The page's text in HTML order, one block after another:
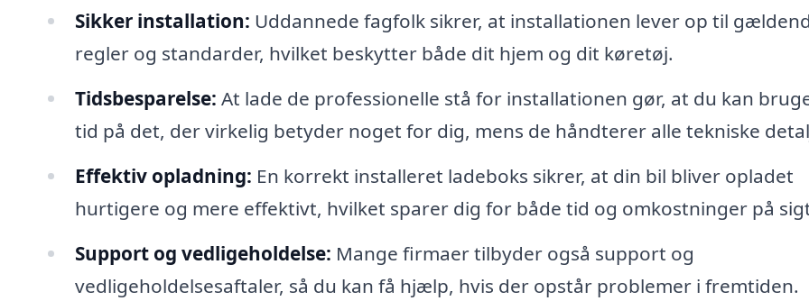
Sikker installation: Uddannede fagfolk sikrer, at installationen lever op til
regler og standarder, hvilket beskytter både dit hjem og dit køretøj.
Tidsbesparelse: At lade de professionelle stå for installationen gør, at du kan
tid på det, der virkelig betyder noget for dig, mens de håndterer alle tekniske
Effektiv opladning: En korrekt installeret ladeboks sikrer, at din bil bliver opladet
hurtigere og mere effektivt, hvilket sparer dig for både tid og omkostninger på
Support og vedligeholdelse: Mange firmaer tilbyder også support og
vedligeholdelsesaftaler, så du kan få hjælp, hvis der opstår problemer i fremtiden.